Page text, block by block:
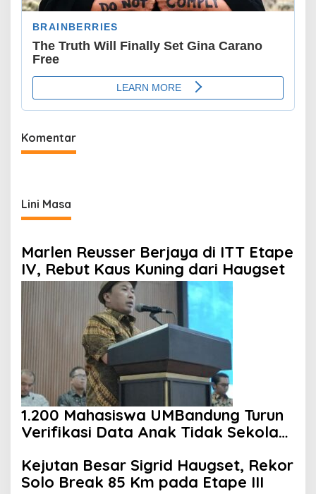
Komentar
Lini Masa
Marlen Reusser Berjaya di ITT Etape
IV, Rebut Kaus Kuning dari Haugset
1.200 Mahasiswa UMBandung Turun
Verifikasi Data Anak Tidak Sekolah,
Jawa Barat Menyelamatkan
Generasi
Kejutan Besar Sigrid Haugset, Rekor
Solo Break 85 Km pada Etape III